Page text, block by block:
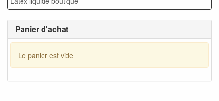
Panier d'achat
Le panier est vide